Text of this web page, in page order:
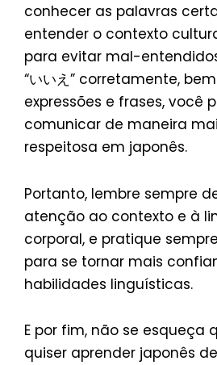
conhecer as palavras
entender o contexto
para evitar mal-
“いいえ” corretamente,
expressões e frases, você
comunicar de maneira
respeitosa em japonês.
Portanto, lembre sempre
atenção ao contexto e à
corporal, e pratique
para se tornar mais
habilidades linguísticas.
E por fim, não se esqueça
quiser aprender japonês